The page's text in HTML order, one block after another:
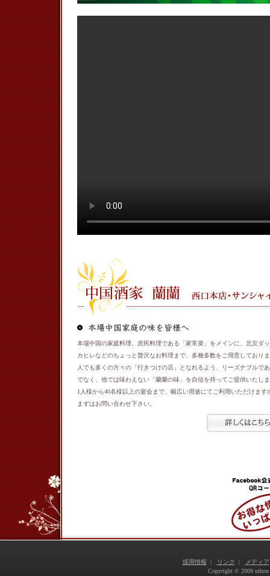
本場中国の家庭料理、庶民料理である「家常菜」をメインに、北京ダ
カヒレなどのちょっと贅沢なお料理まで、多種多数をご用意しており
人でも多くの方々の「行きつけの店」となれるよう、リーズナブルで
でなく、他では味わえない「蘭蘭の味」を自信を持ってご提供いたし
1人様から40名様以上の宴会まで、幅広い用途にてご利用いただけます
まずはお問い合わせ下さい。
採用情報 | リンク |
メディア
Copyright © 2009 nihon